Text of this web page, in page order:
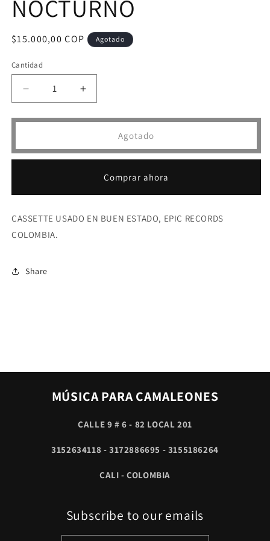
NOCTURNO
Precio
$15.000,00 COP Agotado
Cantidad
Reducir
cantidad
para
ARJONA
NOCTURNO
Aumentar
cantidad
para
CASSETTE
RICARDO
ARJONA
ANIMAL
NOCTURNO
Agotado
Comprar ahora
CASSETTE USADO EN BUEN ESTADO, EPIC RECORDS
COLOMBIA.
Share
MÚSICA PARA CAMALEONES
CALLE 9 # 6 - 82 LOCAL 201
3152634118 - 3172886695 - 3155186264
CALI - COLOMBIA
Subscribe to our emails